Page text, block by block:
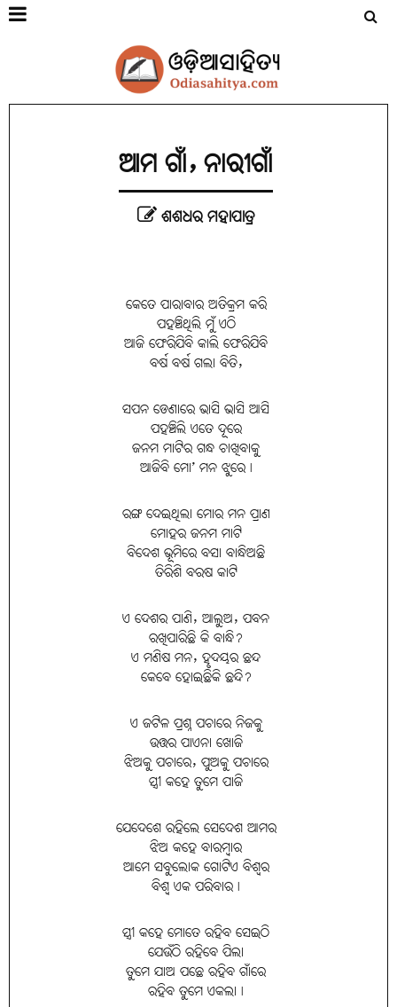
ଆମ ଗାଁ, ନାରୀଗାଁ
ଶଶଧର ମହାପାତ୍ର
କେତେ ପାରାବାର ଅତିକ୍ରମ କରି
ପହଞ୍ଚିଥିଲି ମୁଁ ଏଠି
ଆଜି ଫେରିଯିବି କାଲି ଫେରିଯିବି
ବର୍ଷ ବର୍ଷ ଗଲା ବିତି,
ସପନ ଡେଣାରେ ଭାସି ଭାସି ଆସି
ପହଞ୍ଚିଲି ଏତେ ଦୂରେ
ଜନମ ମାଟିର ଗନ୍ଧ ଚାଖିବାକୁ
ଆଜିବି ମୋ’ ମନ ଝୁରେ।
ରଙ୍ଗ ଦେଇଥିଲା ମୋର ମନ ପ୍ରାଣ
ମୋହର ଜନମ ମାଟି
ବିଦେଶ ଭୂମିରେ ବସା ବାନ୍ଧିଅଛି
ତିରିଶି ବରଷ କାଟି
ଏ ଦେଶର ପାଣି, ଆଲୁଅ, ପବନ
ରଖିପାରିଛି କି ବାନ୍ଧି?
ଏ ମଣିଷ ମନ, ହୃଦୟର ଛନ୍ଦ
କେବେ ହୋଇଛିକି ଛନ୍ଦି?
ଏ ଜଟିଳ ପ୍ରଶ୍ନ ପଚାରେ ନିଜକୁ
ଉତ୍ତର ପାଏନା ଖୋଜି
ଝିଅକୁ ପଚାରେ, ପୁଅକୁ ପଚାରେ
ସ୍ତ୍ରୀ କହେ ତୁମେ ପାଜି
ଯେଦେଶେ ରହିଲେ ସେଦେଶ ଆମର
ଝିଅ କହେ ବାରମ୍ବାର
ଆମେ ସବୁଲୋକ ଗୋଟିଏ ବିଶ୍ବର
ବିଶ୍ବ ଏକ ପରିବାର।
ସ୍ତ୍ରୀ କହେ ମୋତେ ରହିବ ସେଇଠି
ଯେଉଁଠି ରହିବେ ପିଲା
ତୁମେ ଯାଅ ପଛେ ରହିବ ଗାଁରେ
ରହିବ ତୁମେ ଏକଲା।